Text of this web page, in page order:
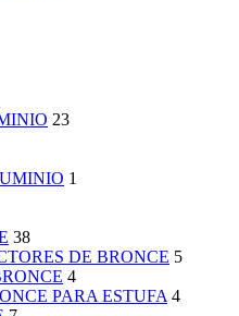
23
1
38
DE BRONCE 5
4
PARA ESTUFA 4